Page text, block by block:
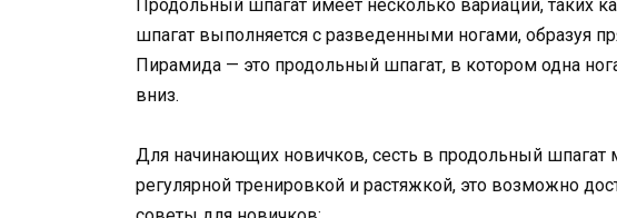
Продольный шпагат имеет несколько вариаций, таких
шпагат выполняется с разведенными ногами, образуя
Пирамида — это продольный шпагат, в котором одна
вниз.
Для начинающих новичков, сесть в продольный шпагат
регулярной тренировкой и растяжкой, это возможно